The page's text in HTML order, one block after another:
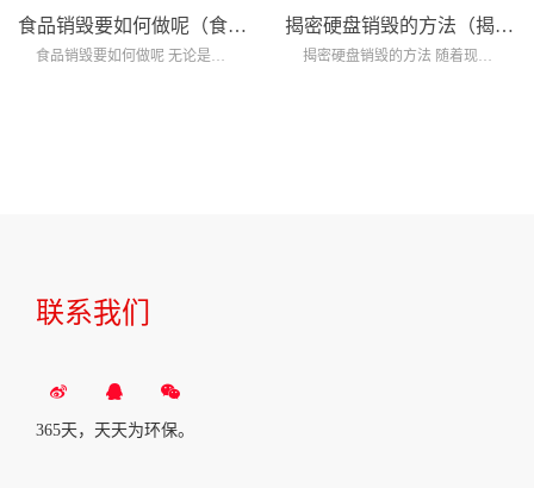
食品销毁要如何做呢（食品销毁方式）
食品销毁要如何做呢 无论是超市便利店还是...
揭密硬盘销毁的方法（揭密硬盘销毁的方法有哪些）
揭密硬盘销毁的方法 随着现在信息技术的飞...
联系我们
365天，天天为环保。